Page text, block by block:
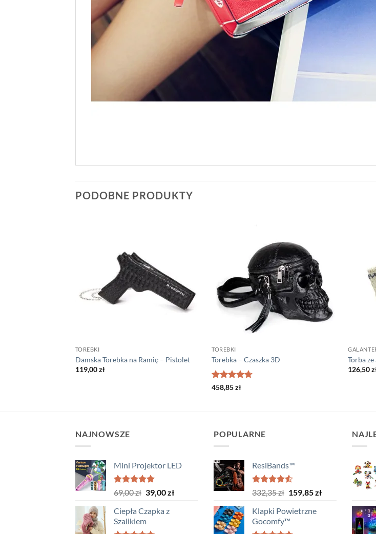
PODOBNE PRODUKTY
TOREBKI
Damska Torebka na Ramię – Pistolet
119,00zł
TOREBKI
Torebka – Czaszka 3D
Oceniono
458,85zł
Torba
126,50
NAJNOWSZE
Mini Projektor LED
Oceniono
5.00
69,00zł Pierwotna
wynosiła:
69,00 zł.
39,00złAktualna
Ciepła Czapka z
Szalikiem
POPULARNE
ResiBands™
Oceniono
na 5
332,35zł Pierwotna
wynosiła:
332,35 zł.
159,85złAktualna
159,85 zł.
Klapki Powietrzne
Gocomfy™